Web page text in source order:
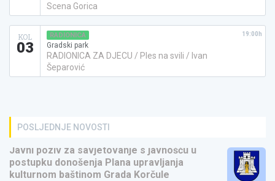
Scena Gorica
KOL
03
RADIONICA
Gradski park
RADIONICA ZA DJECU / Ples na svili / Ivan
Šeparović
19:00h
POSLJEDNJE NOVOSTI
Javni poziv za savjetovanje s javnošću u
postupku donošenja Plana upravljanja
kulturnom baštinom Grada Korčule